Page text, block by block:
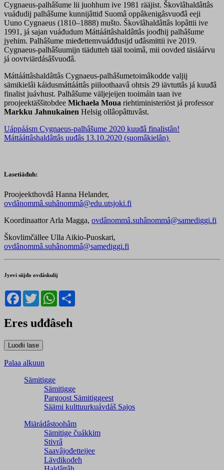
Cygnaeus-palhâšume lii juohhum ive 1981 rääjist. Škovlâhaldâttâs
vuáđudij palhâšume kunnijâttiđ Suomâ oppâkenigâsvuođâ eeji
Uuno Cygnaeus (1810–1888) mušto. Škovlâhaldâttâs lopâttii ive
1991, já sajan vuáđudum Máttááttâshaldâttâs joođhij palhâšume
jyehim. Palhâšume mieđettemvuáđđusijd uđâsmittii ive 2019.
Cygnaeus-palhâšuumijn tiädutteh tääl tooimâ, mii oovded täsiáárvu
já oovtviärdásâšvuođâ.
Máttááttâshaldâttâs Cygnaeus-palhâšumetoimâkodde valjij
sämikielâi káidusmáttááttâs piiloothaavâ ohtsis 29 iävtuttâs já kuuđâ
finalist juávhust. Palhâšume väljejeijen tooimáin taan ive
proojeektäššitobdee Michaela Moua riehtiministeriöst já professor
Markku Jahnukainen Helsig ollâopâttuvâst.
Uáppáásm Cygnaeus-palhâšume 2020 kuuđâ finalistân!
Máttááttâshaldâttâs uuđâs 13.10.2020 (suomâkielân)
Lasetiäđuh:
Proojeekthovdâ Hanna Helander,
ovdânommâ.suhânommâ@edu.utsjoki.fi
Koordinaattor Arla Magga, ovdânommâ.suhânommâ@samediggi.fi
Škovlimčällee Ulla Aikio-Puoskari,
ovdânommâ.suhânommâ@samediggi.fi
Jyevi siijđo ovdâskulij
Facebook
TwitterWhatsApp
Eres uđđâseh
Palaa alkuun
Sämitigge
Sämitigge
Pargoost Sämitiggeest
Säämi kulttuurkuávdáš Sajos
Miärádâstoohâm
Sämitige čuákkim
Stivrâ
Saavâjođetteijee
Lävdikodeh